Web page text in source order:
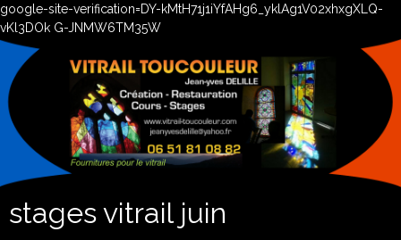
google-site-verification=DY-kMtH71j1iYfAHg6_yklAg1V02xhxgXLQ-
vKl3DOk G-JNMW6TM35W
stages vitrail juin